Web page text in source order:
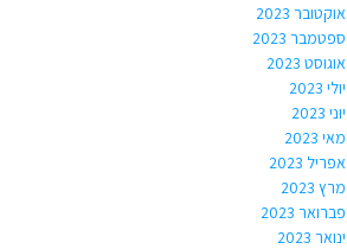
אוקטובר 2023
ספטמבר 2023
אוגוסט 2023
יולי 2023
יוני 2023
מאי 2023
אפריל 2023
מרץ 2023
פברואר 2023
ינואר 2023